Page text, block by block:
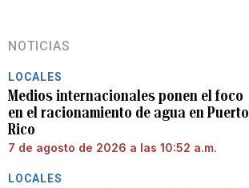
NOTICIAS
LOCALES
Medios internacionales ponen el foco
en el racionamiento de agua en Puerto
Rico
7 de agosto de 2026 a las 10:52 a.m.
LOCALES